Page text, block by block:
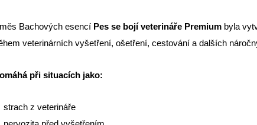
Bachových esencí Pes se bojí veterináře Premium byla
veterinárních vyšetření, ošetření, cestování a dalších
při situacích jako:
strach z veterináře